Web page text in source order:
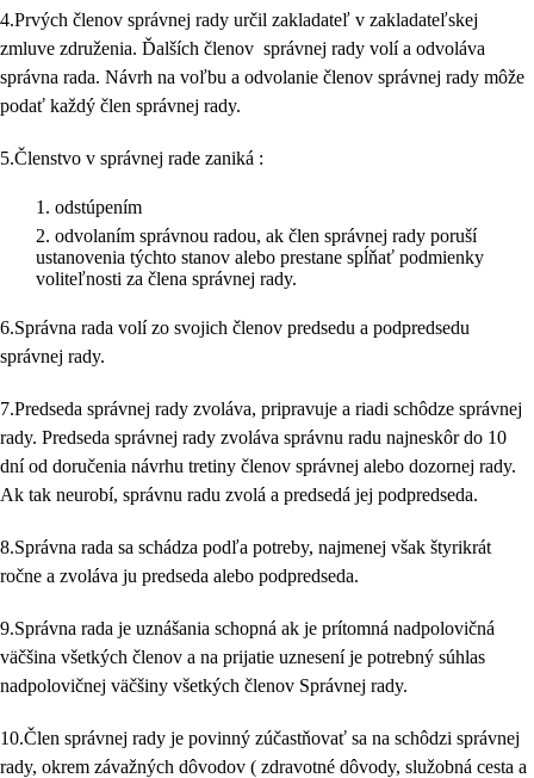
4.Prvých členov správnej rady určil zakladateľ v zakladateľskej
zmluve združenia. Ďalších členov správnej rady volí a odvoláva
správna rada. Návrh na voľbu a odvolanie členov správnej rady môže
podať každý člen správnej rady.
5.Členstvo v správnej rade zaniká :
odstúpením
odvolaním správnou radou, ak člen správnej rady poruší
ustanovenia týchto stanov alebo prestane spĺňať podmienky
voliteľnosti za člena správnej rady.
6.Správna rada volí zo svojich členov predsedu a podpredsedu
správnej rady.
7.Predseda správnej rady zvoláva, pripravuje a riadi schôdze správnej
rady. Predseda správnej rady zvoláva správnu radu najneskôr do 10
dní od doručenia návrhu tretiny členov správnej alebo dozornej rady.
Ak tak neurobí, správnu radu zvolá a predsedá jej podpredseda.
8.Správna rada sa schádza podľa potreby, najmenej však štyrikrát
ročne a zvoláva ju predseda alebo podpredseda.
9.Správna rada je uznášania schopná ak je prítomná nadpolovičná
väčšina všetkých členov a na prijatie uznesení je potrebný súhlas
nadpolovičnej väčšiny všetkých členov Správnej rady.
10.Člen správnej rady je povinný zúčastňovať sa na schôdzi správnej
rady, okrem závažných dôvodov ( zdravotné dôvody, služobná cesta a